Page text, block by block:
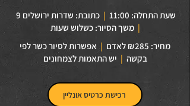
שעת התחלה: 11:00 | כתובת: שדרות ירושלים 9
| משך הסיור: כשלוש שעות
מחיר: ₪285 לאדם
| אפשרות לסיור כשר לפי
בקשה | יש התאמות לצמחונים
רכישת כרטיס אונליין